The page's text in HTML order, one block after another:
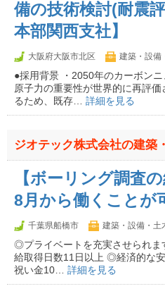
備の技術検討(耐震
本部関西支社】
大阪府大阪市北区 建築・設備
●採用背景 ・2050年のカーボン
原子力の重要性が世界的に再評
るため、既存… 詳細を見る
ジオテック株式会社の建築
【ボーリング調査
8月から働くことが
千葉県船橋市 建築・設備・土
◎プライベートを充実させられま
給取得日数11日以上 ◎経済的な
祝い金10… 詳細を見る